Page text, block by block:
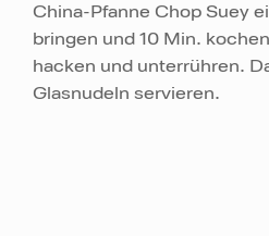
China-Pfanne Chop Suey
bringen und 10 Min.
hacken und unterrühren.
Glasnudeln servieren.